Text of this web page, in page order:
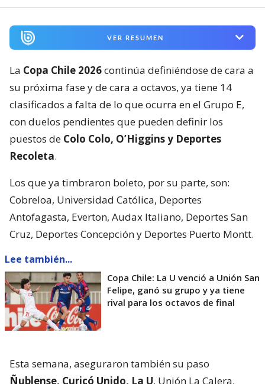
VER RESUMEN
La Copa Chile 2026continúa definiéndose de cara a
su próxima fase y de cara a octavos, ya tiene 14
clasificados a falta de lo que ocurra en el Grupo E,
con duelos pendientes que pueden definir los
puestos de Colo Colo, O’Higgins y Deportes
Recoleta.
Los que ya timbraron boleto, por su parte, son:
Cobreloa, Universidad Católica, Deportes
Antofagasta, Everton, Audax Italiano, Deportes San
Cruz, Deportes Concepción y Deportes Puerto Montt.
Lee también...
Copa Chile: La U venció a Unión San
Felipe, ganó su grupo y ya tiene
rival para los octavos de final
Esta semana, aseguraron también su paso
Ñublense, Curicó Unido, La U, Unión La Calera,